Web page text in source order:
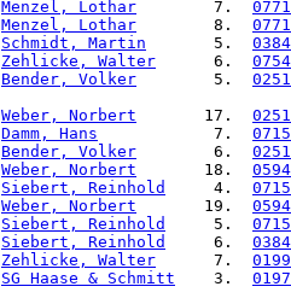
Menzel, Lothar
        7.
Menzel, Lothar
        8.
Schmidt, Martin
       5.
Zehlicke, Walter
      6.
Bender, Volker
        5.
Weber, Norbert
       17.
Damm, Hans
            7.
Bender, Volker
        6.
Weber, Norbert
       18.
Siebert, Reinhold
     4.
Weber, Norbert
       19.
Siebert, Reinhold
     5.
Siebert, Reinhold
     6.
Zehlicke, Walter
      7.
SG Haase & Schmitt
    3.